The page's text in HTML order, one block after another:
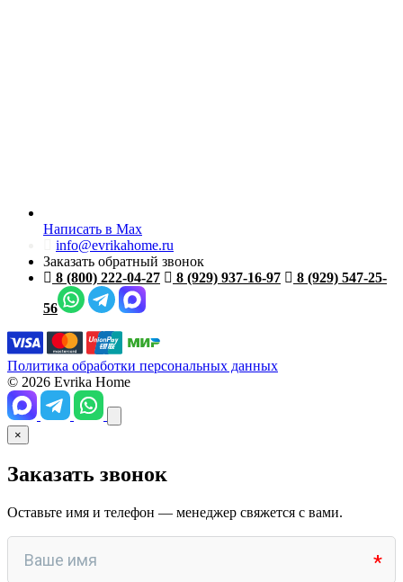
Написать в Max
info@evrikahome.ru
Заказать обратный звонок
8 (800) 222-04-27
8 (929) 937-16-97
8 (929) 547-25-
56
Политика обработки персональных данных
© 2026 Evrika Home
×
Заказать звонок
Оставьте имя и телефон — менеджер свяжется с вами.